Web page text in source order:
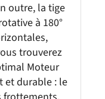
outre, la tige
à 180°
trouverez
Moteur
et durable : le